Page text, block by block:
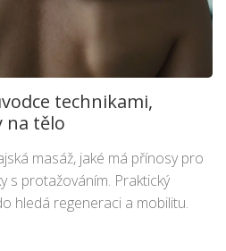
technikami,
na tělo
masáž, jaké má přínosy pro
s protažováním. Praktický
hledá regeneraci a mobilitu.